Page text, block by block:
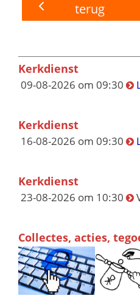
terug
Kerkdienst
09-08-2026 om 09:30
Kerkdienst
16-08-2026 om 09:30
Kerkdienst
23-08-2026 om 10:30
Collectes, acties,